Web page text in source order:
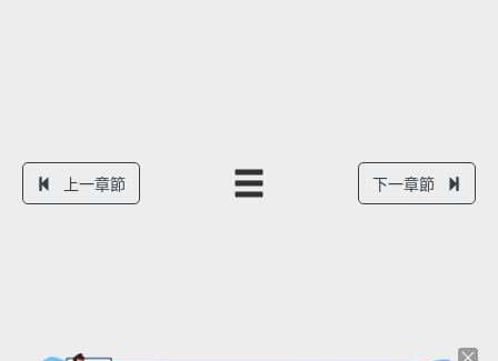
上一章節 下一章節